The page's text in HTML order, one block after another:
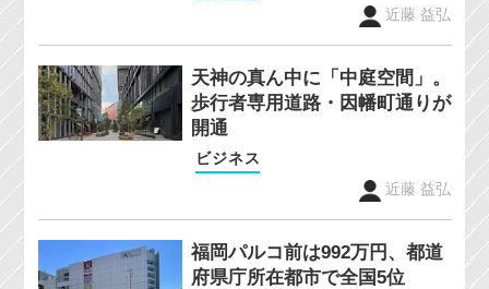
近藤 益弘
天神の真ん中に「中庭空間」。
歩行者専用道路・因幡町通りが
開通
ビジネス
近藤 益弘
福岡パルコ前は992万円、都道
府県庁所在都市で全国5位